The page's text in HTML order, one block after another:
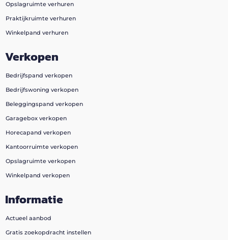
Opslagruimte verhuren
Praktijkruimte verhuren
Winkelpand verhuren
Verkopen
Bedrijfspand verkopen
Bedrijfswoning verkopen
Beleggingspand verkopen
Garagebox verkopen
Horecapand verkopen
Kantoorruimte verkopen
Opslagruimte verkopen
Winkelpand verkopen
Informatie
Actueel aanbod
Gratis zoekopdracht instellen